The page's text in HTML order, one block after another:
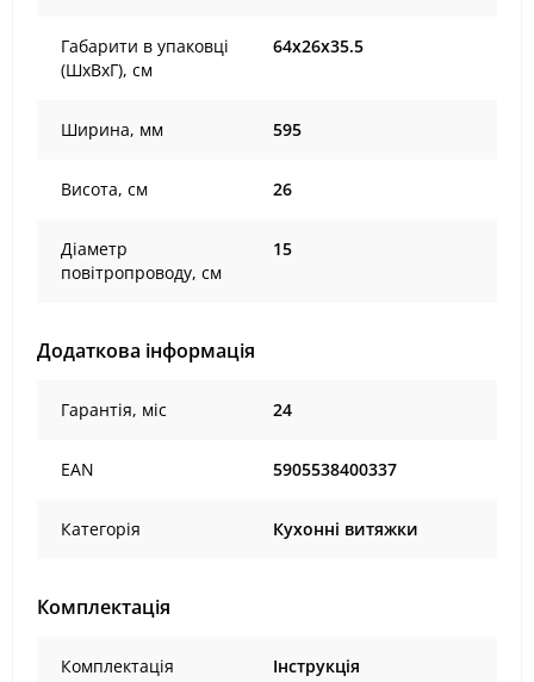
Габарити в упаковці
(ШхВхГ), cм
64х26х35.5
Ширина, мм 595
Висота, см 26
Діаметр
повітропроводу, см
15
Додаткова інформація
Гарантія, міс 24
EAN 5905538400337
Категорія Кухонні витяжки
Комплектація
Комплектація
Інструкція